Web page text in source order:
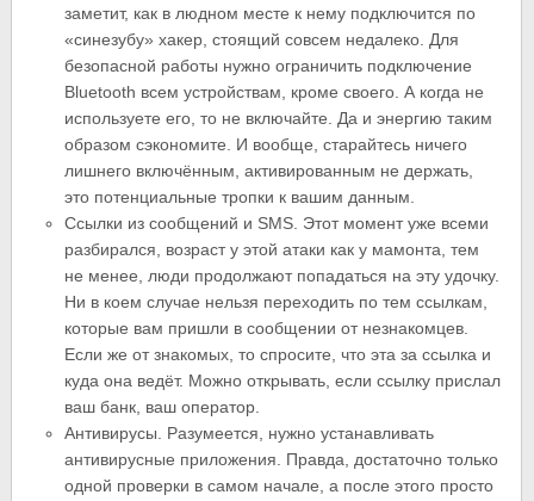
заметит, как в людном месте к нему подключится по
«синезубу» хакер, стоящий совсем недалеко. Для
безопасной работы нужно ограничить подключение
Bluetooth всем устройствам, кроме своего. А когда не
используете его, то не включайте. Да и энергию таким
образом сэкономите. И вообще, старайтесь ничего
лишнего включённым, активированным не держать,
это потенциальные тропки к вашим данным.
Ссылки из сообщений и SMS. Этот момент уже всеми
разбирался, возраст у этой атаки как у мамонта, тем
не менее, люди продолжают попадаться на эту удочку.
Ни в коем случае нельзя переходить по тем ссылкам,
которые вам пришли в сообщении от незнакомцев.
Если же от знакомых, то спросите, что эта за ссылка и
куда она ведёт. Можно открывать, если ссылку прислал
ваш банк, ваш оператор.
Антивирусы. Разумеется, нужно устанавливать
антивирусные приложения. Правда, достаточно только
одной проверки в самом начале, а после этого просто